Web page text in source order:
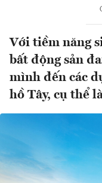
Với tiềm năng
bất động sản
mình đến các
hồ Tây, cụ thể